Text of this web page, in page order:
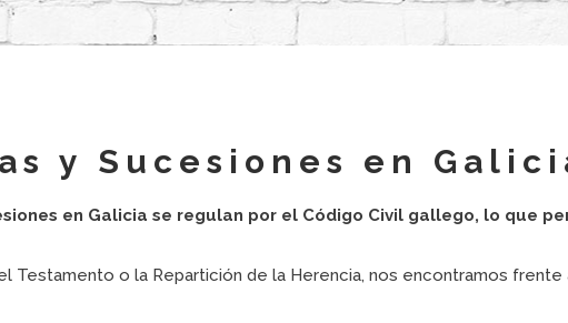
y Sucesiones en
en Galicia se regulan por el Código Civil gallego, lo que
Testamento o la Repartición de la Herencia, nos encontramos